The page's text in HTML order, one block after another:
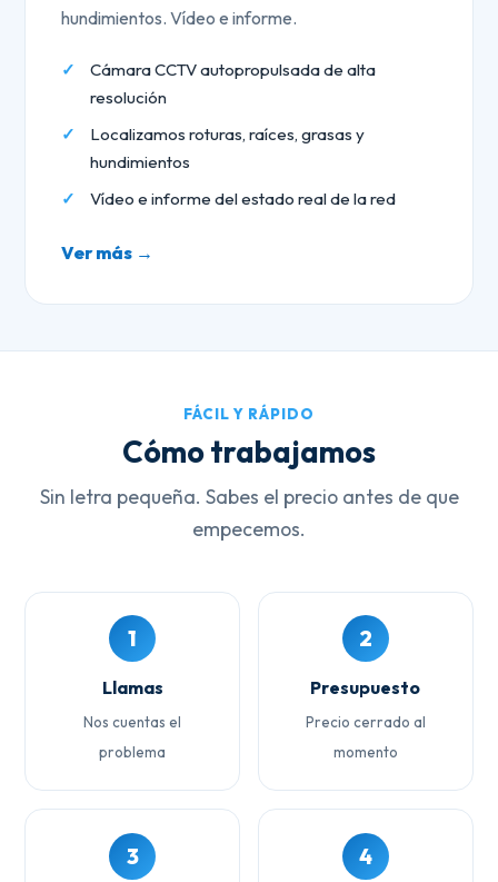
hundimientos. Vídeo e informe.
Cámara CCTV autopropulsada de alta
resolución
Localizamos roturas, raíces, grasas y
hundimientos
Vídeo e informe del estado real de la red
Ver más →
FÁCIL Y RÁPIDO
Cómo trabajamos
Sin letra pequeña. Sabes el precio antes de que
empecemos.
1
Llamas
Nos cuentas el
problema
2
Presupuesto
Precio cerrado al
momento
3 4